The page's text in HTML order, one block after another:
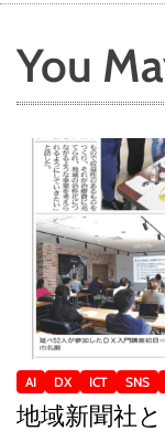
You
AI DX ICT SNS
地域新聞社